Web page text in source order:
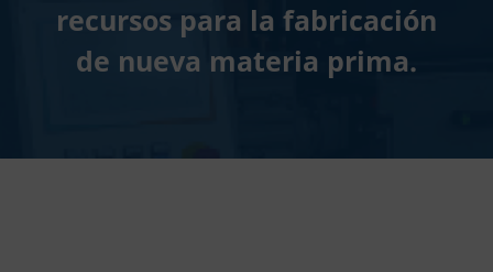
recursos para la fabricación
de nueva materia prima.